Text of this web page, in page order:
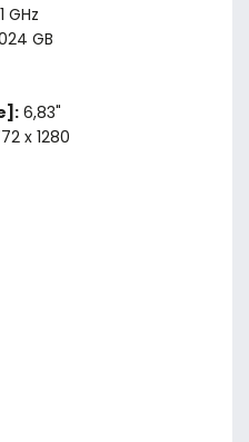
GHz
GB
6,83"
x 1280